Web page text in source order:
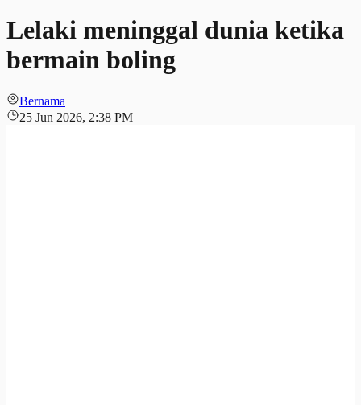
Lelaki meninggal dunia ketika
bermain boling
Bernama
25 Jun 2026, 2:38 PM